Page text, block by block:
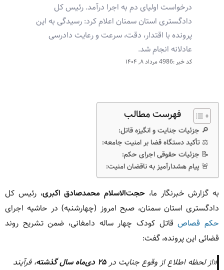
درخواست اولیای دم به اجرا درآمد. رئیس کل
دادگستری استان سمنان اعلام کرد: رسیدگی به این
پرونده با اقتدار، دقت، سرعت و رعایت دادرسی
عادلانه انجام شد.
کد خبر :4986 مرداد ۸, ۱۴۰۴
فهرست مطالب
🔎 جزئیات جنایت و انگیزه قاتل:
⚖️ تأکید دستگاه قضا بر امنیت جامعه:
📝 جزئیات حقوقی اجرای حکم:
🚨 پیام هشدارآمیز به ناقضان امنیت:
به گزارش خبرنگار ما، حجت‌الاسلام محمدصادق اکبری، رئیس کل
دادگستری استان سمنان، صبح امروز (چهارشنبه) در حاشیه اجرای
حکم قصاصقاتل کودک چهار ساله دامغانی، ضمن تشریح روند
قضائی این پرونده، گفت:
«از لحظه اطلاع از وقوع جنایت در ۲۵ دی‌ماه سال گذشته
، فرآیند